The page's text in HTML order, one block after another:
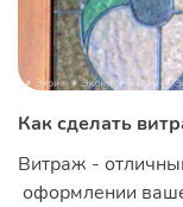
Как сделать
Витраж -
оформлении